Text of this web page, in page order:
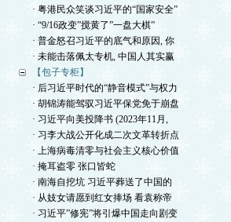
· 粤港民众笑谈习近平的“国家安全”
· “9/16政变”搅黄了”一盘大棋”
· 普金怒召习近平的底气和原因, 你
· 未能击落佩太专机, 中国人其实赢
【包子专柜】
· 后习近平时代的“静音模式”与权力
· 胡锦涛能驾驭习近平保党免于崩盘
· 习近平向美投降书 (2023年11月,
· 习李大战公开化成二次文革转折点
· 上海病毒清零与社会主义核心价值
· 掩耳盗零 张口皆蛇
· 南海自挖坑 习近平葬送了中国的
· 从妓女请愿到红女捧场 看袁称帝
· 习近平”修宪”将引爆中国走向剧变